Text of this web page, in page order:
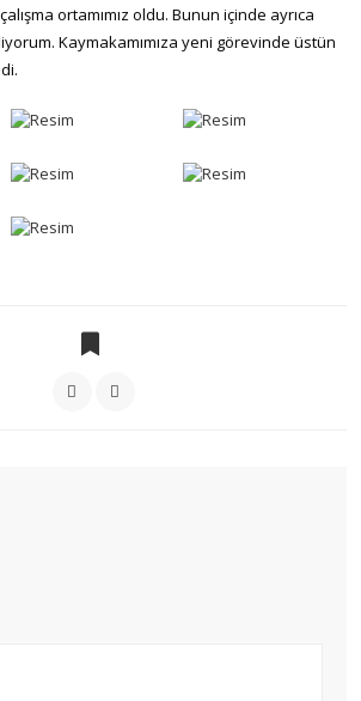
ortamımız oldu. Bunun içinde ayrıca
Kaymakamımıza yeni görevinde üstün